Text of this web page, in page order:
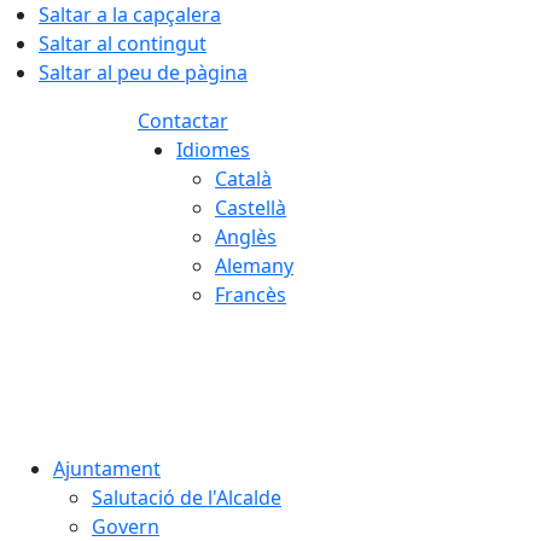
Saltar a la capçalera
Saltar al contingut
Saltar al peu de pàgina
Contactar
Idiomes
Català
Castellà
Anglès
Alemany
Francès
Ajuntament
Salutació de l'Alcalde
Govern